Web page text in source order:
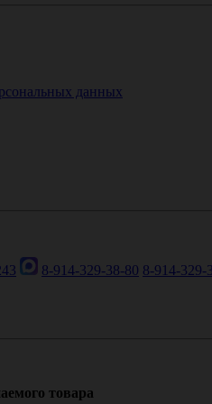
данных
8-914-329-38-80 8-914-329-
товара